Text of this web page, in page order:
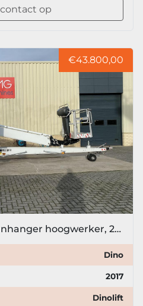
op
€43.800,00
2017 Dino 260 XTD, aanhanger hoogwerker, 26 meter
Dino
2017
Dinolift